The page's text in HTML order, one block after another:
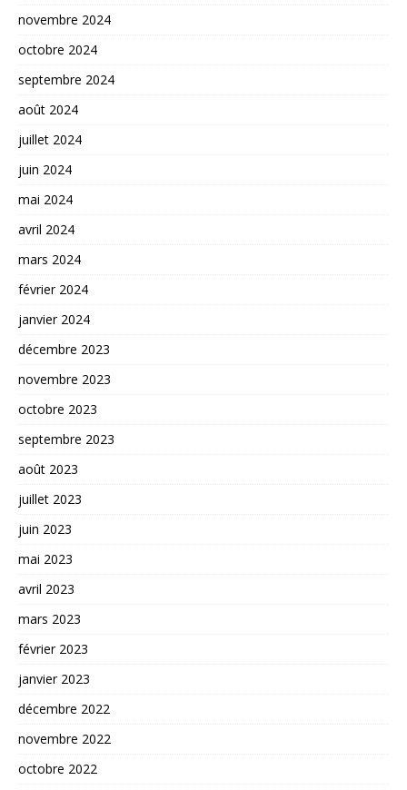
novembre 2024
octobre 2024
septembre 2024
août 2024
juillet 2024
juin 2024
mai 2024
avril 2024
mars 2024
février 2024
janvier 2024
décembre 2023
novembre 2023
octobre 2023
septembre 2023
août 2023
juillet 2023
juin 2023
mai 2023
avril 2023
mars 2023
février 2023
janvier 2023
décembre 2022
novembre 2022
octobre 2022